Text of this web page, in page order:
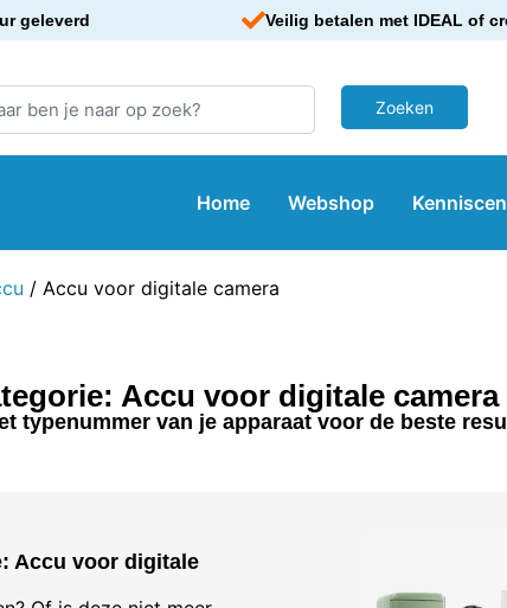
geleverd Veilig betalen met IDEAL of
Home Webshop
/ Accu voor digitale camera
Accu voor digitale camera
typenummer van je apparaat voor de beste
Accu voor digitale